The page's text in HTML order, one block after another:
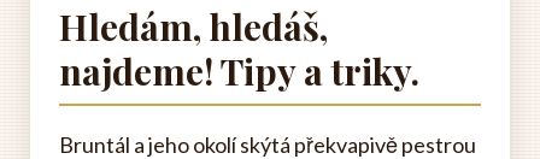
Hledám, hledáš,
najdeme! Tipy a triky.
Bruntál a jeho okolí skýtá překvapivě pestrou